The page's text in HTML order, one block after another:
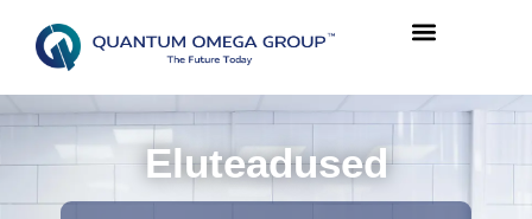
Eluteadused